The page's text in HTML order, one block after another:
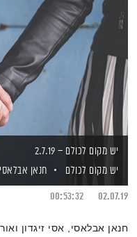
יש מקום לכולם – 2.7.19
יש מקום לכולם
חנאן אבלאסי
02.07.19
00:53:32
חנאן אבלאסי, אסי זיגדון